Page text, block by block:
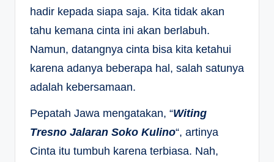
hadir kepada siapa saja. Kita tidak akan
tahu kemana cinta ini akan berlabuh.
Namun, datangnya cinta bisa kita ketahui
karena adanya beberapa hal, salah satunya
adalah kebersamaan.
Pepatah Jawa mengatakan, “Witing
Tresno Jalaran Soko Kulino“, artinya
Cinta itu tumbuh karena terbiasa. Nah,